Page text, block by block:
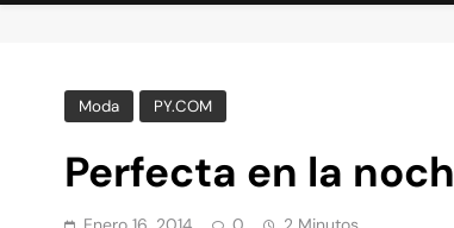
Moda PY.COM
Perfecta en la